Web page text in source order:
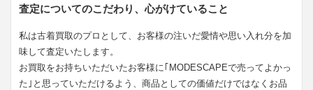
査定についてのこだわり、心がけていること
私は古着買取のプロとして、お客様の注いだ愛情や思い入れ分を加
味して査定いたします。
お買取をお持ちいただいたお客様に｢MODESCAPEで売ってよかっ
た｣と思っていただけるよう、商品としての価値だけではなくお品